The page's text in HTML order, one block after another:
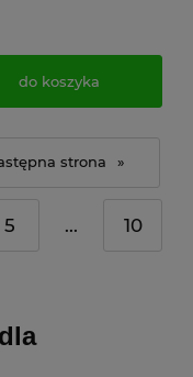
do koszyka
5 ... 10
»